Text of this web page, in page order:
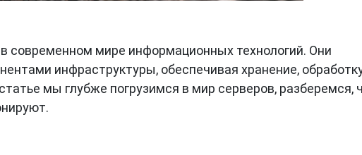
современном мире информационных технологий. Они
инфраструктуры, обеспечивая хранение,
мы глубже погрузимся в мир серверов, разберемся,